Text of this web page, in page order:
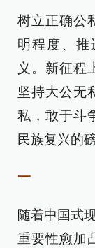
树立正确公
明程度、
义。新征程
坚持大公无
私，敢于斗
民族复兴的
一
随着中国式
重要性愈加